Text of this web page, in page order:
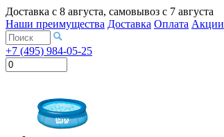
Доставка с 8 августа, самовывоз с 7 августа
Наши преимущества Доставка Оплата Акции
+7 (495) 984-05-25